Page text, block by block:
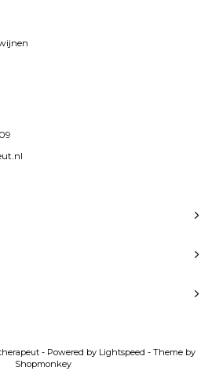
- Powered by Lightspeed - Theme by
Shopmonkey